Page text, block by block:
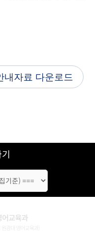
내자료 다운로드
어교육과
광대 영어교육과)